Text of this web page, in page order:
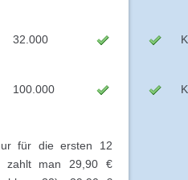
32.000
100.000
für die ersten 12
zahlt man 29,90 €